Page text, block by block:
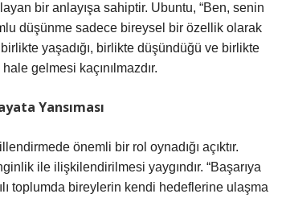
bir anlayışa sahiptir. Ubuntu, “Ben, senin
düşünme sadece bireysel bir özellik olarak
yaşadığı, birlikte düşündüğü ve birlikte
gelmesi kaçınılmazdır.
Yansıması
önemli bir rol oynadığı açıktır.
ile ilişkilendirilmesi yaygındır. “Başarıya
toplumda bireylerin kendi hedeflerine ulaşma